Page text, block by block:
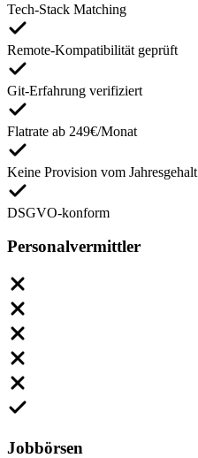
Tech-Stack Matching
Remote-Kompatibilität geprüft
Git-Erfahrung verifiziert
Flatrate ab 249€/Monat
Keine Provision vom Jahresgehalt
DSGVO-konform
Personalvermittler
Jobbörsen